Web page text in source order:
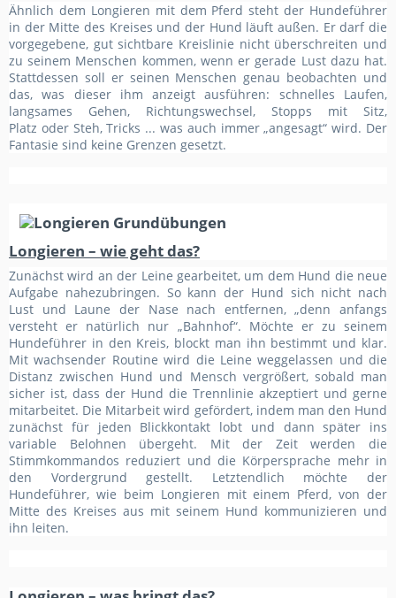
Ähnlich dem Longieren mit dem Pferd steht der Hundeführer
in der Mitte des Kreises und der Hund läuft außen. Er darf die
vorgegebene, gut sichtbare Kreislinie nicht überschreiten und
zu seinem Menschen kommen, wenn er gerade Lust dazu hat.
Stattdessen soll er seinen Menschen genau beobachten und
das, was dieser ihm anzeigt ausführen: schnelles Laufen,
langsames Gehen, Richtungswechsel, Stopps mit Sitz,
Platz oder Steh, Tricks ... was auch immer „angesagt“ wird. Der
Fantasie sind keine Grenzen gesetzt.
Longieren – wie geht das?
Zunächst wird an der Leine gearbeitet, um dem Hund die neue
Aufgabe nahezubringen. So kann der Hund sich nicht nach
Lust und Laune der Nase nach entfernen, „denn anfangs
versteht er natürlich nur „Bahnhof“. Möchte er zu seinem
Hundeführer in den Kreis, blockt man ihn bestimmt und klar.
Mit wachsender Routine wird die Leine weggelassen und die
Distanz zwischen Hund und Mensch vergrößert, sobald man
sicher ist, dass der Hund die Trennlinie akzeptiert und gerne
mitarbeitet. Die Mitarbeit wird gefördert, indem man den Hund
zunächst für jeden Blickkontakt lobt und dann später ins
variable Belohnen übergeht. Mit der Zeit werden die
Stimmkommandos reduziert und die Körpersprache mehr in
den Vordergrund gestellt. Letztendlich möchte der
Hundeführer, wie beim Longieren mit einem Pferd, von der
Mitte des Kreises aus mit seinem Hund kommunizieren und
ihn leiten.